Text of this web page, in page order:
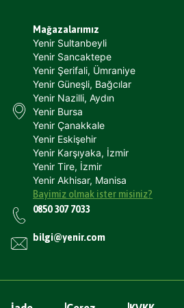
Mağazalarımız
Yenir Sultanbeyli
Yenir Sancaktepe
Yenir Şerifali, Ümraniye
Yenir Güneşli, Bağcılar
Yenir Nazilli, Aydın
Yenir Bursa
Yenir Çanakkale
Yenir Eskişehir
Yenir Karşıyaka, İzmir
Yenir Tire, İzmir
Yenir Akhisar, Manisa
Bayimiz olmak ister misiniz?
0850 307 7033
bilgi@yenir.com